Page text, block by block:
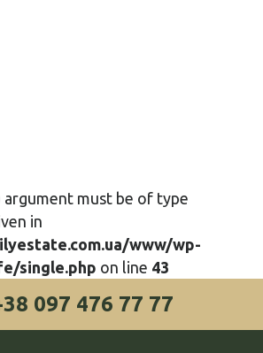
argument must be of type
in
www/wp-
single.php on line 43
097 476 77 77